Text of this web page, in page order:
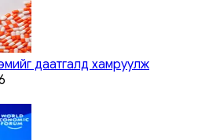
даатгалд хамруулж